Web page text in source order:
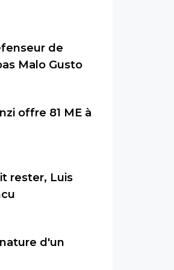
de
Malo Gusto
offre 81 ME à
rester, Luis
d'un